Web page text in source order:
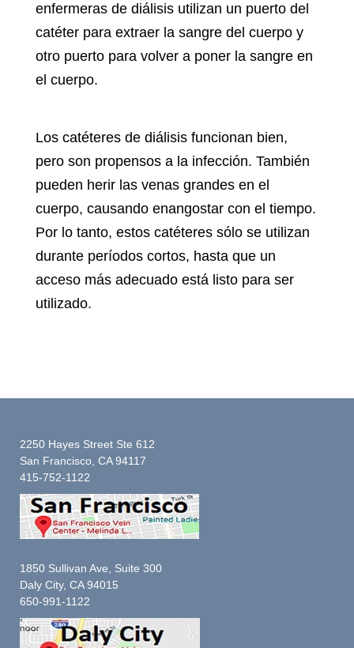
enfermeras de diálisis utilizan un puerto del
catéter para extraer la sangre del cuerpo y
otro puerto para volver a poner la sangre en
el cuerpo.
Los catéteres de diálisis funcionan bien,
pero son propensos a la infección. También
pueden herir las venas grandes en el
cuerpo, causando enangostar con el tiempo.
Por lo tanto, estos catéteres sólo se utilizan
durante períodos cortos, hasta que un
acceso más adecuado está listo para ser
utilizado.
2250 Hayes Street Ste 612
San Francisco, CA 94117
415-752-1122
1850 Sullivan Ave, Suite 300
Daly City, CA 94015
650-991-1122